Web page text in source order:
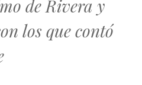
de Rivera y
los que contó